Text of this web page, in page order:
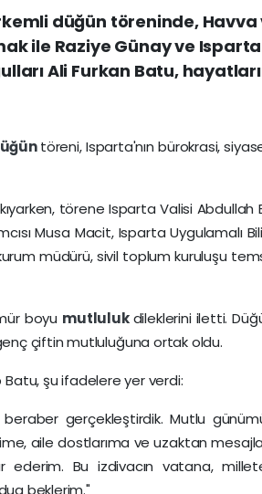
düğün töreninde, Havva
ile Raziye Günay ve
Ali Furkan Batu,
töreni, Isparta'nın bürokrasi,
törene Isparta Valisi Abdullah
Musa Macit, Isparta Uygulamalı
müdürü, sivil toplum kuruluşu
boyu mutlulukdileklerini iletti.
çiftin mutluluğuna ortak oldu.
Batu, şu ifadelere yer verdi:
beraber gerçekleştirdik. Mutlu
aile dostlarıma ve uzaktan
ederim. Bu izdivacın vatana,